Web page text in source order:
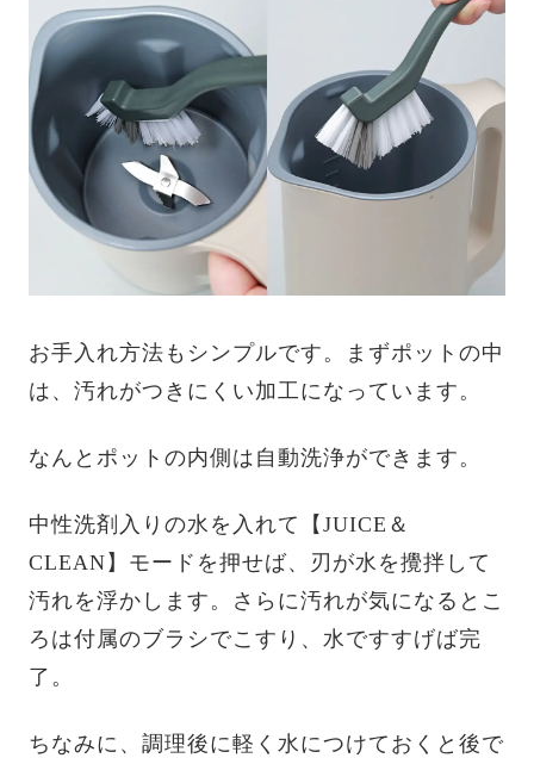
お手入れ方法もシンプルです。まずポットの中
は、汚れがつきにくい加工になっています。
なんとポットの内側は自動洗浄ができます。
中性洗剤入りの水を入れて【JUICE＆
CLEAN】モードを押せば、刃が水を攪拌して
汚れを浮かします。さらに汚れが気になるとこ
ろは付属のブラシでこすり、水ですすげば完
了。
ちなみに、調理後に軽く水につけておくと後で